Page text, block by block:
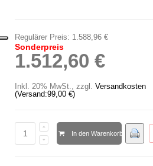
Regulärer Preis: 1.588,96 €
Sonderpreis
1.512,60 €
Inkl. 20% MwSt., zzgl. Versandkosten
(Versand:99,00 €)
In den Warenkorb